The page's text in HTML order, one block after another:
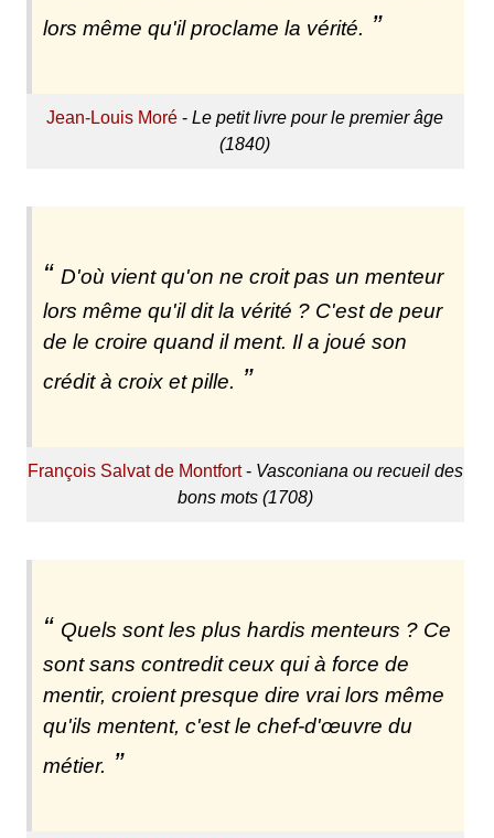
lors même qu'il proclame la vérité.
Jean-Louis Moré -Le petit livre pour le premier âge
(1840)
D'où vient qu'on ne croit pas un menteur
lors même qu'il dit la vérité ? C'est de peur
de le croire quand il ment. Il a joué son
crédit à croix et pille.
François Salvat de Montfort- Vasconiana ou recueil des
bons mots (1708)
Quels sont les plus hardis menteurs ? Ce
sont sans contredit ceux qui à force de
mentir, croient presque dire vrai lors même
qu'ils mentent, c'est le chef-d'œuvre du
métier.